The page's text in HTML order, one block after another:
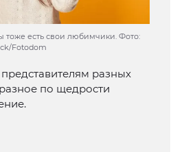
тоже есть свои любимчики. Фото:
Fotodom
разных
по щедрости